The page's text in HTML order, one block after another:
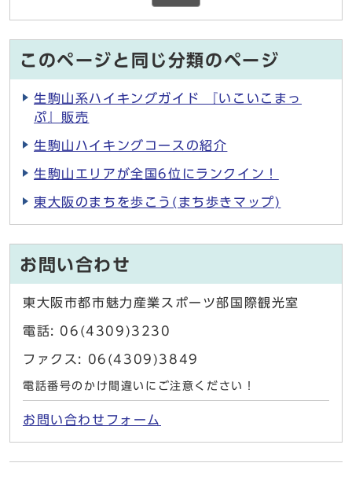
このページと同じ分類のページ
生駒山系ハイキングガイド 『いこいこまっ
ぷ』販売
生駒山ハイキングコースの紹介
生駒山エリアが全国6位にランクイン！
東大阪のまちを歩こう(まち歩きマップ)
お問い合わせ
東大阪市都市魅力産業スポーツ部国際観光室
電話: 06(4309)3230
ファクス: 06(4309)3849
電話番号のかけ間違いにご注意ください！
お問い合わせフォーム